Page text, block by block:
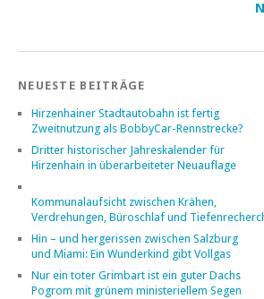
NEUESTE BEITRÄGE
Hirzenhainer Stadtautobahn ist fertig
Zweitnutzung als BobbyCar-Rennstrecke?
Dritter historischer Jahreskalender für
Hirzenhain in überarbeiteter Neuauflage
Kommunalaufsicht zwischen Krähen,
Verdrehungen, Büroschlaf und
Hin – und hergerissen zwischen Salzburg
und Miami: Ein Wunderkind gibt Vollgas
Nur ein toter Grimbart ist ein guter Dachs
Pogrom mit grünem ministeriellem Segen